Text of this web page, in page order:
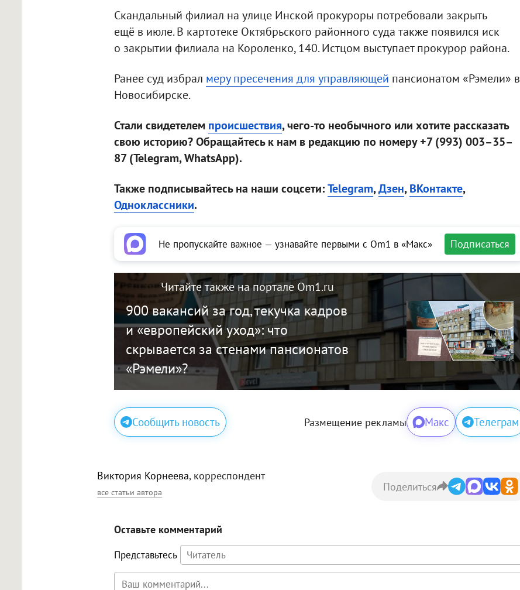
Скандальный филиал на улице Инской прокуроры потребовали закрыть
ещё в июле. В картотеке Октябрьского районного суда также появился иск
о закрытии филиала на Короленко, 140. Истцом выступает прокурор района.
Ранее суд избрал меру пресечения для управляющей пансионатом «Рэмели» в
Новосибирске.
Стали свидетелем происшествия, чего-то необычного или хотите рассказать
свою историю? Обращайтесь к нам в редакцию по номеру +7 (993) 003–35–
87 (Telegram, WhatsApp).
Также подписывайтесь на наши соцсети:Telegram,Дзен,ВКонтакте,
Одноклассники.
Не пропускайте важное — узнавайте первыми с Om1 в «Макс» Подписаться
Читайте также на портале Om1.ru
900 вакансий за год, текучка кадров
и «европейский уход»: что
скрывается за стенами пансионатов
«Рэмели»?
Сообщить новость Размещение рекламы Макс Телеграм
Виктория Корнеева, корреспондент
все статьи автора Поделиться
Оставьте комментарий
Представьтесь